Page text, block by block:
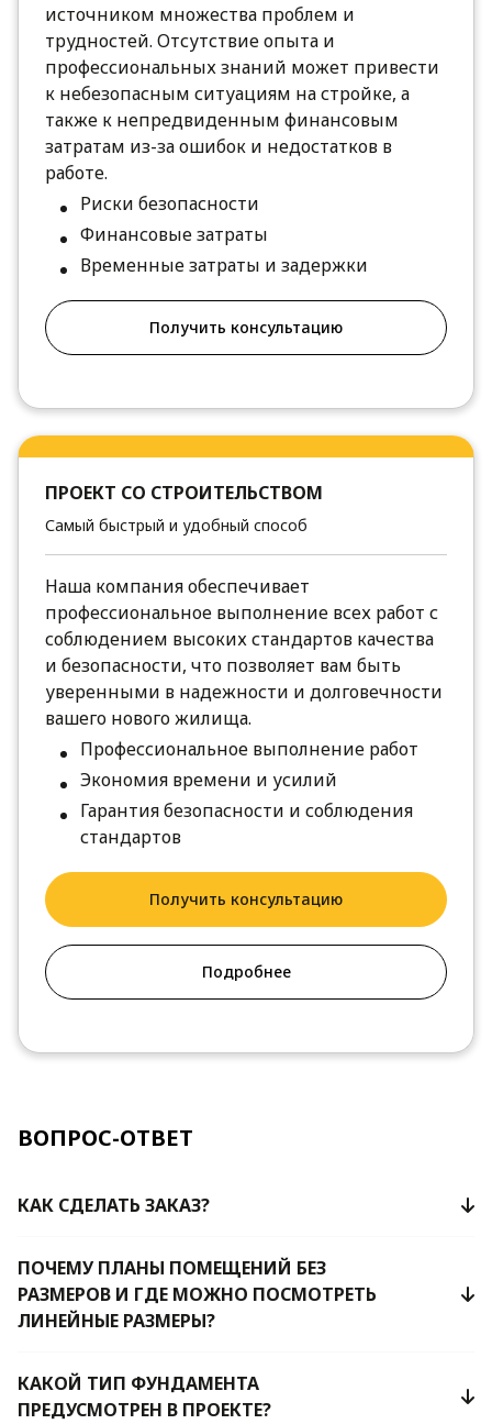
источником множества проблем и
трудностей. Отсутствие опыта и
профессиональных знаний может привести
к небезопасным ситуациям на стройке, а
также к непредвиденным финансовым
затратам из-за ошибок и недостатков в
работе.
Риски безопасности
Финансовые затраты
Временные затраты и задержки
Получить консультацию
ПРОЕКТ СО СТРОИТЕЛЬСТВОМ
Самый быстрый и удобный способ
Наша компания обеспечивает
профессиональное выполнение всех работ с
соблюдением высоких стандартов качества
и безопасности, что позволяет вам быть
уверенными в надежности и долговечности
вашего нового жилища.
Профессиональное выполнение работ
Экономия времени и усилий
Гарантия безопасности и соблюдения
стандартов
Получить консультацию
Подробнее
ВОПРОС-ОТВЕТ
КАК СДЕЛАТЬ ЗАКАЗ?
ПОЧЕМУ ПЛАНЫ ПОМЕЩЕНИЙ БЕЗ
РАЗМЕРОВ И ГДЕ МОЖНО ПОСМОТРЕТЬ
ЛИНЕЙНЫЕ РАЗМЕРЫ?
КАКОЙ ТИП ФУНДАМЕНТА
ПРЕДУСМОТРЕН В ПРОЕКТЕ?